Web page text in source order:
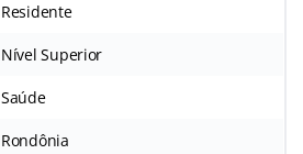
Residente
Nível Superior
Saúde
Rondônia